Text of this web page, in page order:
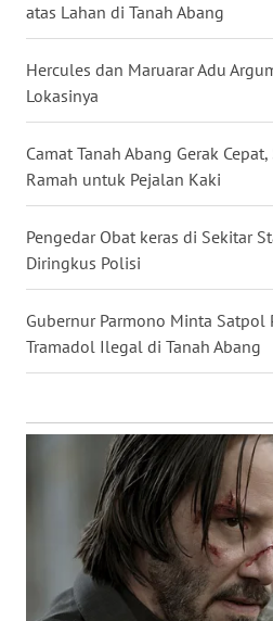
atas Lahan di Tanah Abang
Hercules dan Maruarar Adu
Lokasinya
Camat Tanah Abang Gerak
Ramah untuk Pejalan Kaki
Pengedar Obat keras di Sekitar
Diringkus Polisi
Gubernur Parmono Minta Satpol
Tramadol Ilegal di Tanah Abang
LAMPUNG
WN
JATENG
WN
NUSANTARA
WN
JOGJA
WN
JATIM
BALI
WN
KALTENG